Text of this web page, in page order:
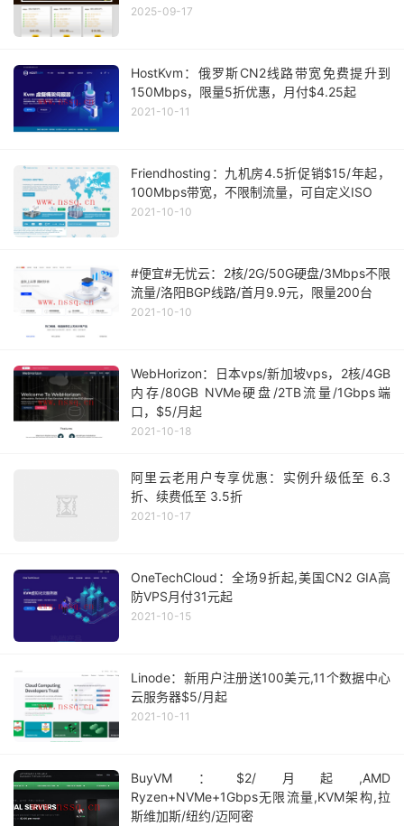
2025-09-17
HostKvm：俄罗斯CN2线路带宽免费提升到
150Mbps，限量5折优惠，月付$4.25起
2021-10-11
Friendhosting：九机房4.5折促销$15/年起，
100Mbps带宽，不限制流量，可自定义ISO
2021-10-10
#便宜#无忧云：2核/2G/50G硬盘/3Mbps不限
流量/洛阳BGP线路/首月9.9元，限量200台
2021-10-10
WebHorizon：日本vps/新加坡vps，2核/4GB
内存/80GB NVMe硬盘/2TB流量/1Gbps端
口，$5/月起
2021-10-18
阿里云老用户专享优惠：实例升级低至 6.3
折、续费低至 3.5折
2021-10-17
OneTechCloud：全场9折起,美国CN2 GIA高
防VPS月付31元起
2021-10-15
Linode：新用户注册送100美元,11个数据中心
云服务器$5/月起
2021-10-11
BuyVM：$2/月起,AMD
Ryzen+NVMe+1Gbps无限流量,KVM架构,拉
斯维加斯/纽约/迈阿密